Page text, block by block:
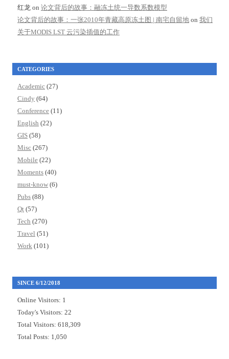
红龙 on 论文背后的故事：融冻土统一导数系数模型
论文背后的故事：一张2010年青藏高原冻土图 | 南宅自留地 on 我们
关于MODIS LST 云污染插值的工作
CATEGORIES
Academic (27)
Cindy (64)
Conference (11)
English (22)
GIS (58)
Misc (267)
Mobile (22)
Moments (40)
must-know (6)
Pubs (88)
Qt (57)
Tech (270)
Travel (51)
Work (101)
SINCE 6/12/2018
Online Visitors: 1
Today's Visitors: 22
Total Visitors: 618,309
Total Posts: 1,050